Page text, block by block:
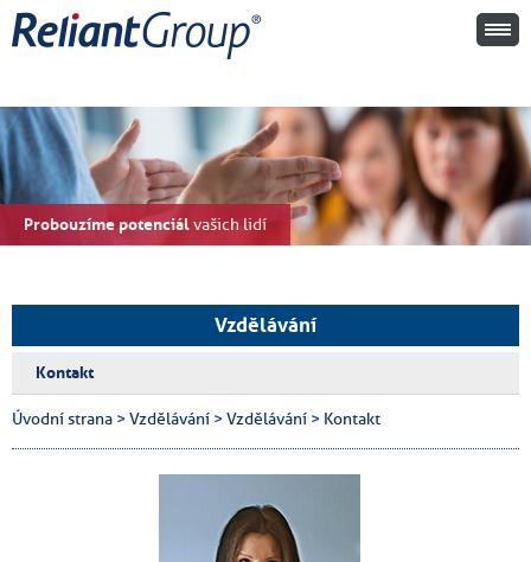
Probouzíme potenciálvašich lidí
Vzdělávání
Kontakt
Úvodní strana >Vzdělávání >Vzdělávání > Kontakt